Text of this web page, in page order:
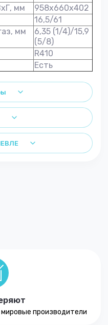
мм
958х660х402
16,5/61
мм
6,35 (1/4)/15,9
(5/8)
R410
Есть
производители